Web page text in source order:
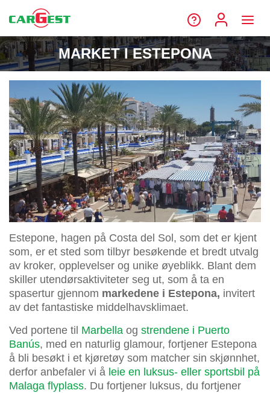
MARKET I ESTEPONA
Estepone, hagen på Costa del Sol, som det er kjent
som, er et sted som tilbyr besøkende et bredt utvalg
av kroker, opplevelser og unike øyeblikk. Blant dem
skiller utendørsaktiviteter seg ut, som å ta en
spasertur gjennom markedene i Estepona, invitert
av det fantastiske middelhavsklimaet.
Ved portene til Marbella og strendene i Puerto
Banús, med en naturlig glamour, fortjener Estepona
å bli besøkt i et kjøretøy som matcher sin skjønnhet,
derfor anbefaler vi å leie en luksus- eller sportsbil på
Malaga flyplass. Du fortjener luksus, du fortjener